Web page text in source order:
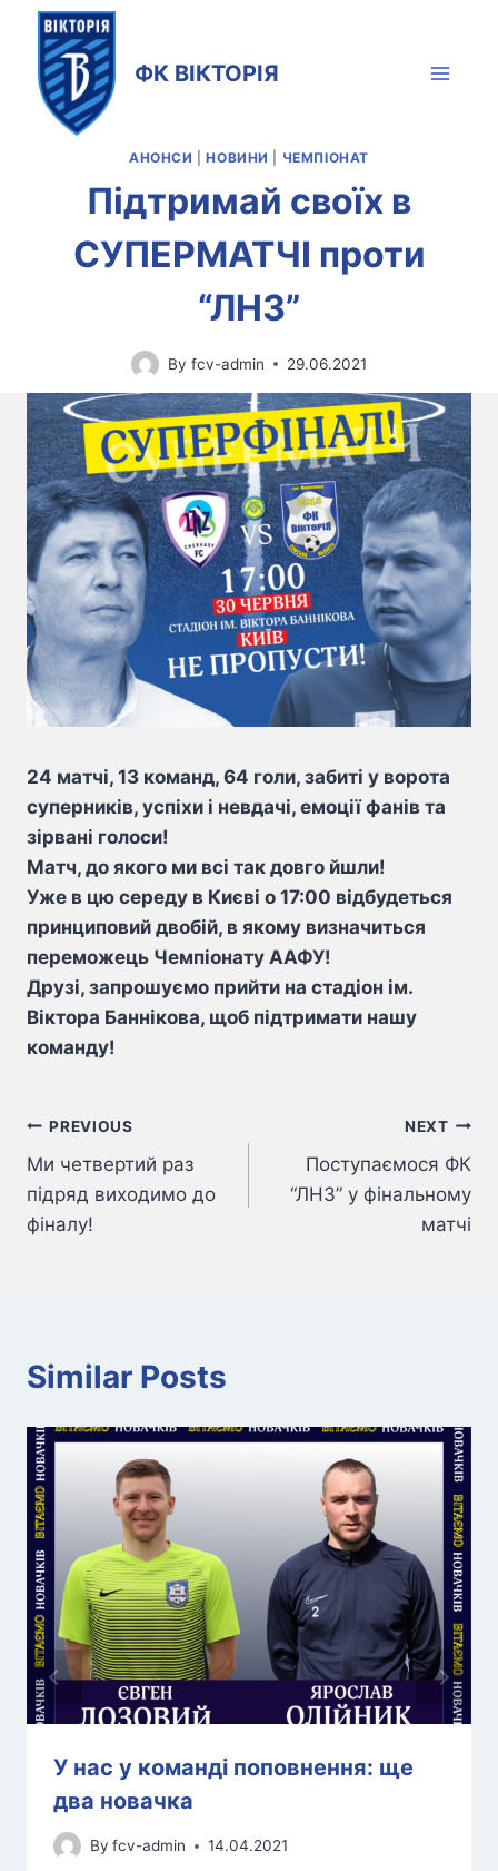
content
ФК ВІКТОРІЯ
АНОНСИ |НОВИНИ ЧЕМПІОНАТ
Підтримай своїх в
СУПЕРМАТЧІ проти
“ЛНЗ”
By fcv-admin 29.06.2021
24 матчі, 13 команд, 64 голи, забиті у ворота
суперників, успіхи і невдачі, емоції фанів та
зірвані голоси!
Матч, до якого ми всі так довго йшли!
Уже в цю середу в Києві о 17:00 відбудеться
принциповий двобій, в якому визначиться
переможець Чемпіонату ААФУ!
Друзі, запрошуємо прийти на стадіон ім.
Віктора Баннікова, щоб підтримати нашу
команду!
Навігація
записів
PREVIOUS
Ми четвертий раз
підряд виходимо до
фіналу!
NEXT
Поступаємося ФК
“ЛНЗ” у фінальному
матчі
Similar Posts
У нас у команді поповнення: ще
два новачка
By fcv-admin 14.04.2021